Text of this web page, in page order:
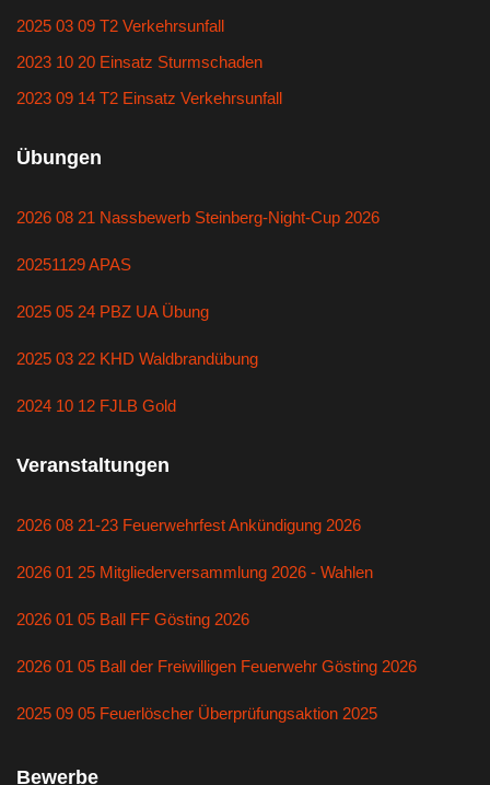
2025 03 09 T2 Verkehrsunfall
2023 10 20 Einsatz Sturmschaden
2023 09 14 T2 Einsatz Verkehrsunfall
Übungen
2026 08 21 Nassbewerb Steinberg-Night-Cup 2026
20251129 APAS
2025 05 24 PBZ UA Übung
2025 03 22 KHD Waldbrandübung
2024 10 12 FJLB Gold
Veranstaltungen
2026 08 21-23 Feuerwehrfest Ankündigung 2026
2026 01 25 Mitgliederversammlung 2026 - Wahlen
2026 01 05 Ball FF Gösting 2026
2026 01 05 Ball der Freiwilligen Feuerwehr Gösting 2026
2025 09 05 Feuerlöscher Überprüfungsaktion 2025
Bewerbe